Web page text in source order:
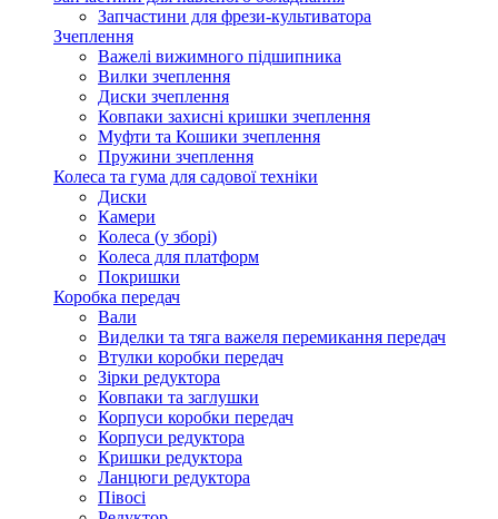
Запчастини для фрези-культиватора
Зчеплення
Важелі вижимного підшипника
Вилки зчеплення
Диски зчеплення
Ковпаки захисні кришки зчеплення
Муфти та Кошики зчеплення
Пружини зчеплення
Колеса та гума для садової техніки
Диски
Камери
Колеса (у зборі)
Колеса для платформ
Покришки
Коробка передач
Вали
Виделки та тяга важеля перемикання передач
Втулки коробки передач
Зірки редуктора
Ковпаки та заглушки
Корпуси коробки передач
Корпуси редуктора
Кришки редуктора
Ланцюги редуктора
Півосі